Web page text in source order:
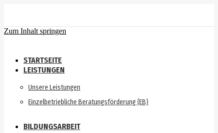
Zum Inhalt springen
STARTSEITE
LEISTUNGEN
Unsere Leistungen
Einzelbetriebliche Beratungsförderung (EB)
BILDUNGSARBEIT